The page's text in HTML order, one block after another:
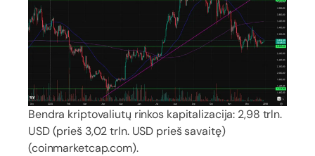
Bendra kriptovaliutų rinkos kapitalizacija: 2,98 trln.
USD (prieš 3,02 trln. USD prieš savaitę)
(coinmarketcap.com).